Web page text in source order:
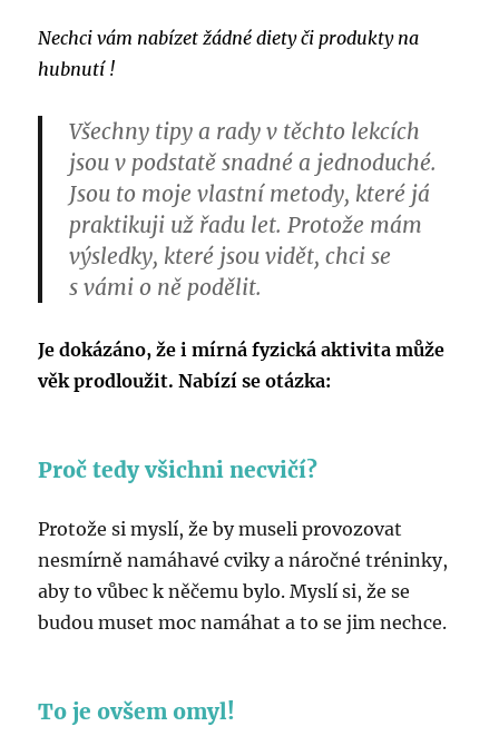
Nechci vám nabízet žádné diety či produkty na
hubnutí !
Všechny tipy a rady v těchto lekcích
jsou v podstatě snadné a jednoduché.
Jsou to moje vlastní metody, které já
praktikuji už řadu let. Protože mám
výsledky, které jsou vidět, chci se
s vámi o ně podělit.
Je dokázáno, že i mírná fyzická aktivita může
věk prodloužit. Nabízí se otázka:
Proč tedy všichni necvičí?
Protože si myslí, že by museli provozovat
nesmírně namáhavé cviky a náročné tréninky,
aby to vůbec k něčemu bylo. Myslí si, že se
budou muset moc namáhat a to se jim nechce.
To je ovšem omyl!